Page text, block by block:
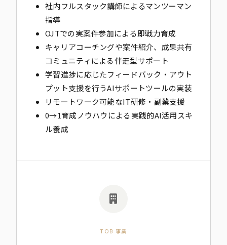
社内フルスタック講師によるマンツーマン
指導
OJTでの実案件参加による即戦力育成
キャリアコーチングや案件紹介、成果共有
コミュニティによる伴走型サポート
学習進捗に応じたフィードバック・アウト
プット支援を行うAIサポートツールの実装
リモートワーク可能なIT研修・副業支援
0→1育成ノウハウによる実践的AI活用スキ
ル養成
TOB 事業